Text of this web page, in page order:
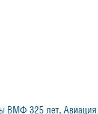
ВМФ 325 лет,